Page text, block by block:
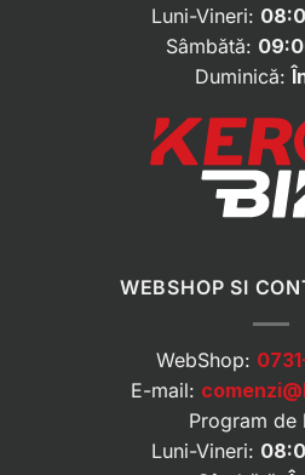
Luni-Vineri:
Sâmbătă:
Duminică:
WEBSHOP SI
WebShop:
E-mail:
Program de
Luni-Vineri: